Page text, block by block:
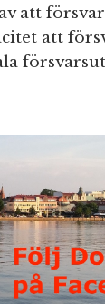
att
att